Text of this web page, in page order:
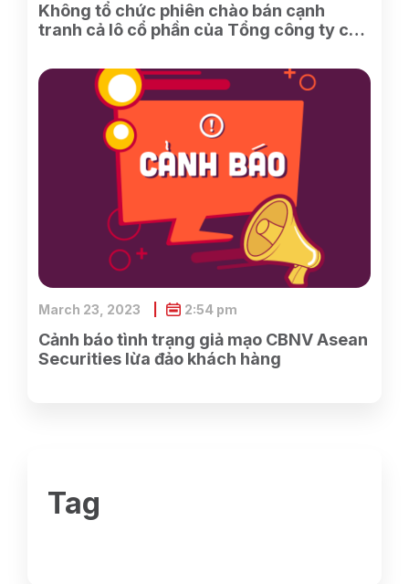
Không tổ chức phiên chào bán cạnh
tranh cả lô cổ phần của Tổng công ty cổ
SCIC sở hữu
Cảnh báo tình trạng giả mạo CBNV Asean
Securities lừa đảo khách hàng
March 23, 2023 2:54 pm
Tag